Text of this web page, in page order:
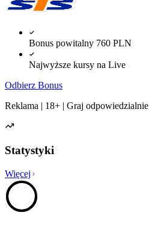
Bonus powitalny 760 PLN
Najwyższe kursy na Live
Odbierz Bonus
Reklama | 18+ | Graj odpowiedzialnie
Statystyki
Więcej